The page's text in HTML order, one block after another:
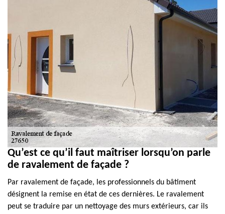
Qu’est ce qu’il faut maîtriser lorsqu’on parle
de ravalement de façade ?
Par ravalement de façade, les professionnels du bâtiment
désignent la remise en état de ces dernières. Le ravalement
peut se traduire par un nettoyage des murs extérieurs, car ils